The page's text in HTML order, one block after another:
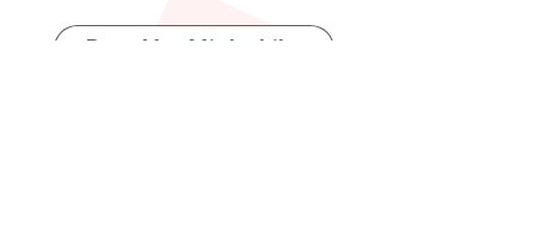
Post You Might Like